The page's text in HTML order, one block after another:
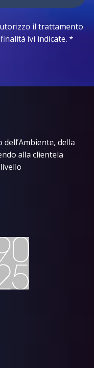
il trattamento
ivi indicate. *
della
alla clientela